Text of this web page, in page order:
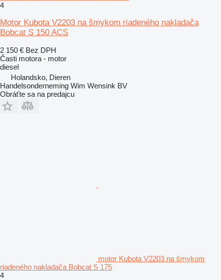
4
Motor Kubota V2203 na šmykom riadeného nakladača
Bobcat S 150 ACS
2 150 € Bez DPH
Časti motora - motor
diesel
Holandsko, Dieren
Handelsonderneming Wim Wensink BV
Obráťte sa na predajcu
motor Kubota V2203 na šmykom
riadeného nakladača Bobcat S 175
4